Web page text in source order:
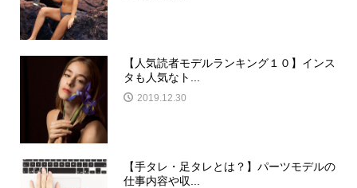
【人気読者モデルランキング１０】インス
タも人気なト...
2019.12.30
【手タレ・足タレとは？】パーツモデルの
仕事内容や収...